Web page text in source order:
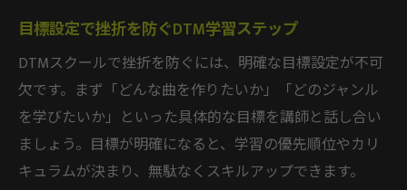
目標設定で挫折を防ぐDTM学習ステップ
DTMスクールで挫折を防ぐには、明確な目標設定が不可
欠です。まず「どんな曲を作りたいか」「どのジャンル
を学びたいか」といった具体的な目標を講師と話し合い
ましょう。目標が明確になると、学習の優先順位やカリ
キュラムが決まり、無駄なくスキルアップできます。